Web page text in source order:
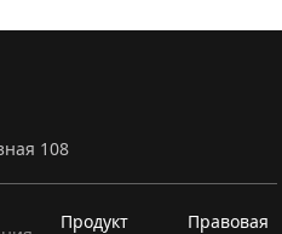
108
Продукт Правовая